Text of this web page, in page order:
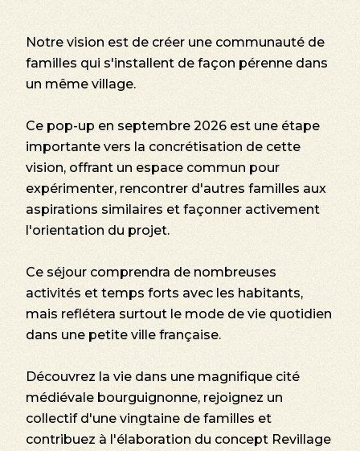
Notre vision est de créer une communauté de
familles qui s'installent de façon pérenne dans
un même village.
Ce pop-up en septembre 2026 est une étape
importante vers la concrétisation de cette
vision, offrant un espace commun pour
expérimenter, rencontrer d'autres familles aux
aspirations similaires et façonner activement
l'orientation du projet.
Ce séjour comprendra de nombreuses
activités et temps forts avec les habitants,
mais reflétera surtout le mode de vie quotidien
dans une petite ville française.
Découvrez la vie dans une magnifique cité
médiévale bourguignonne, rejoignez un
collectif d'une vingtaine de familles et
contribuez à l'élaboration du concept Revillage